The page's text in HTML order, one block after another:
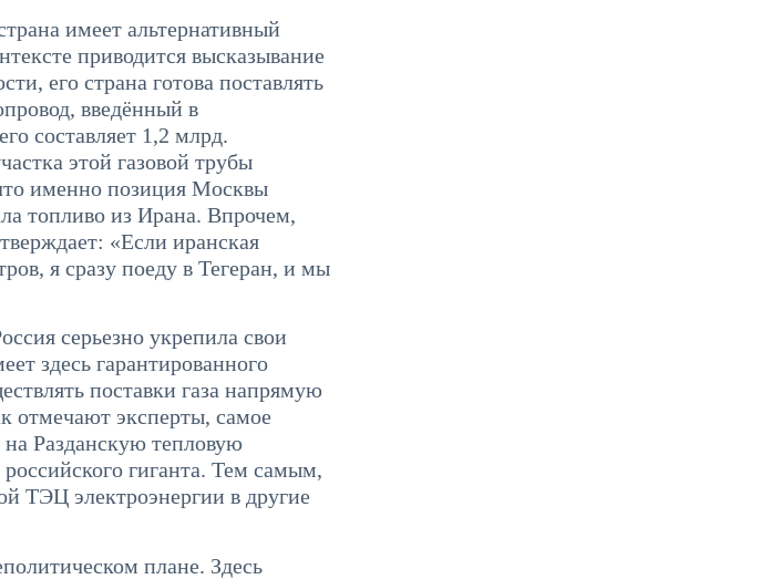
имеет альтернативный
приводится высказывание
его страна готова поставлять
введённый в
составляет 1,2 млрд.
этой газовой трубы
именно позиция Москвы
топливо из Ирана. Впрочем,
«Если иранская
я сразу поеду в Тегеран, и мы
серьезно укрепила свои
здесь гарантированного
поставки газа напрямую
отмечают эксперты, самое
на Разданскую тепловую
гиганта. Тем самым,
ТЭЦ электроэнергии в другие
плане. Здесь